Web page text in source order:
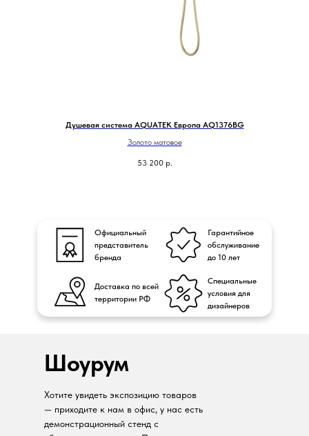
Душевая система AQUATEK Европа AQ1376BG
Золото матовое
53 200 р.
Официальный
представитель
бренда
Доставка по всей
территории РФ
Гарантийное
обслуживание
до 10 лет
Специальные
условия для
дизайнеров
Шоурум
Хотите увидеть экспозицию товаров
— приходите к нам в офис, у нас есть
демонстрационный стенд с